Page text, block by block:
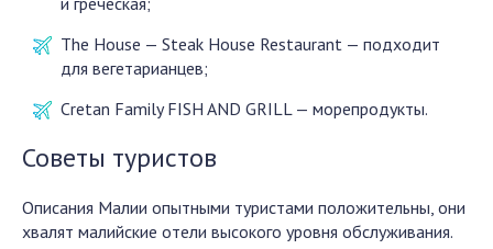
The House — Steak House Restaurant — подходит
для вегетарианцев;
Cretan Family FISH AND GRILL — морепродукты.
Советы туристов
Описания Малии опытными туристами положительны, они
хвалят малийские отели высокого уровня обслуживания.